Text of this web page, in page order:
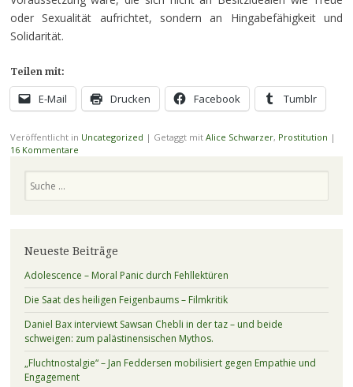
oder Sexualität aufrichtet, sondern an Hingabefähigkeit und
Solidarität.
Teilen mit:
E-Mail Drucken Facebook Tumblr
Veröffentlicht in Uncategorized | Getaggt mit Alice Schwarzer, Prostitution |
16 Kommentare
Neueste Beiträge
Adolescence – Moral Panic durch Fehllektüren
Die Saat des heiligen Feigenbaums – Filmkritik
Daniel Bax interviewt Sawsan Chebli in der taz – und beide
schweigen: zum palästinensischen Mythos.
„Fluchtnostalgie“ – Jan Feddersen mobilisiert gegen Empathie und
Engagement